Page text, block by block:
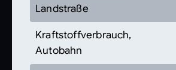
Landstraße
Kraftstoffverbrauch,
Autobahn